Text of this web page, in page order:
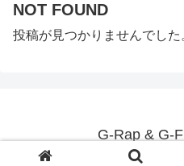
NOT FOUND
投稿が見つかりませんでした
G-Rap & G-
© 2020 G-Rap &